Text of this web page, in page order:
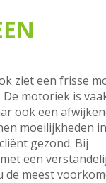
ziet een frisse
motoriek is
ook een
moeilijkheden
gezond. Bij
een
de meest